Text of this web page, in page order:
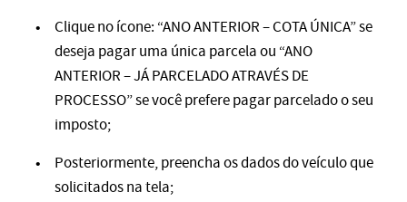
Clique no ícone: “ANO ANTERIOR – COTA ÚNICA” se
deseja pagar uma única parcela ou “ANO
ANTERIOR – JÁ PARCELADO ATRAVÉS DE
PROCESSO” se você prefere pagar parcelado o seu
imposto;
Posteriormente, preencha os dados do veículo que
solicitados na tela;